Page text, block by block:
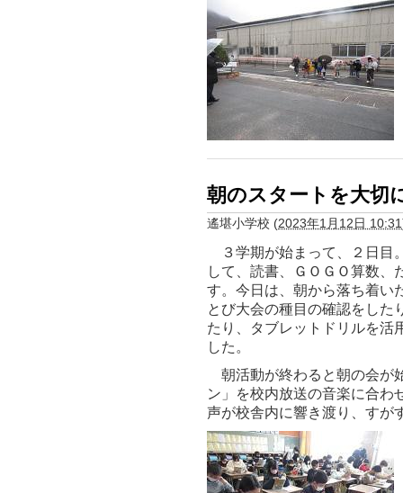
朝のスタートを大切
遙堪小学校 (2023年1月12日 10:31
３学期が始まって、２日目
して、読書、ＧＯＧＯ算数、
す。今日は、朝から落ち着い
とび大会の種目の確認をした
たり、タブレットドリルを活
した。
朝活動が終わると朝の会が
ン」を校内放送の音楽に合わ
声が校舎内に響き渡り、すが